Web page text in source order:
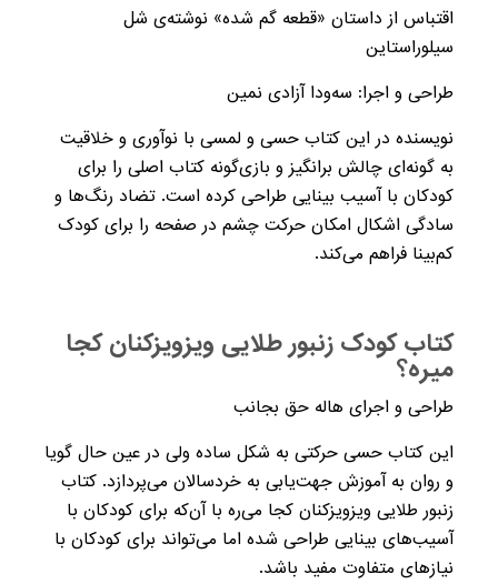
اقتباس از داستان «قطعه گم شده» نوشته‌ی شل
سیلوراستاین
طراحی و اجرا: سه‌ودا آزادی نمین
نویسنده در این کتاب حسی و لمسی با نوآوری و خلاقیت
به گونه‌ای چالش برانگیز و بازی‌گونه کتاب اصلی را برای
کودکان با آسیب بینایی طراحی کرده است. تضاد رنگ‌ها و
سادگی اشکال امکان حرکت چشم در صفحه را برای کودک
کم‌بینا فراهم می‌کند.
کتاب کودک زنبور طلایی ویزویزکنان کجا
میره؟
طراحی و اجرای هاله حق بجانب
این کتاب حسی حرکتی به شکل ساده ولی در عین حال گویا
و روان به آموزش جهت‌یابی به خردسالان می‌پردازد. کتاب
زنبور طلایی ویزویزکنان کجا می‌ره با آن‌که برای کودکان با
آسیب‌های بینایی طراحی شده اما می‌تواند برای کودکان با
نیازهای متفاوت مفید باشد.